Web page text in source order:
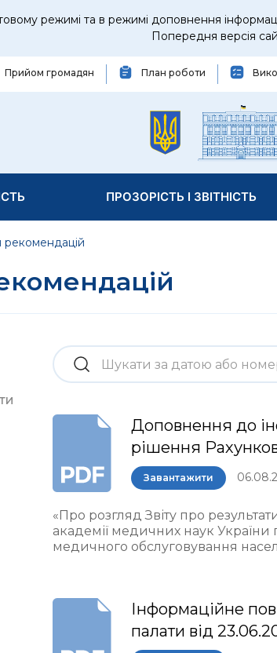
режимі та в режимі доповнення
Попередня версія
Прийом громадян План роботи
ПРОЗОРІСТЬ І ЗВІТНІСТЬ
рекомендацій
Доповнення до
рішення
Завантажити
«Про розгляд Звіту про
академії медичних наук
медичного обслуговування
Інформаційне
палати від